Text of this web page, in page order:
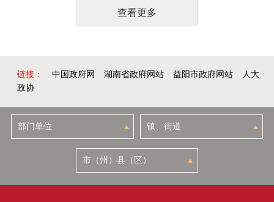
查看更多
链接： 中国政府网 湖南省政府网站 益阳市政府网站
人大
政协